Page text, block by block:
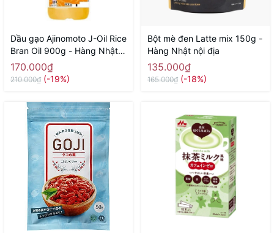
Dầu gạo Ajinomoto J-Oil Rice
Bran Oil 900g - Hàng Nhật
nội địa
170.000₫
210.000₫ (-19%)
Bột mè đen Latte mix 150g -
Hàng Nhật nội địa
135.000₫
165.000₫ (-18%)